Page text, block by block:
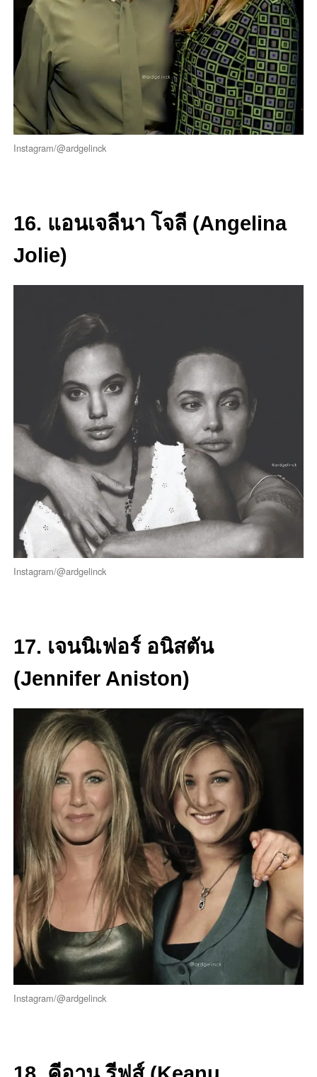
Instagram/@ardgelinck
16. แอนเจลีนา โจลี (Angelina
Jolie)
Instagram/@ardgelinck
17. เจนนิเฟอร์ อนิสตัน
(Jennifer Aniston)
Instagram/@ardgelinck